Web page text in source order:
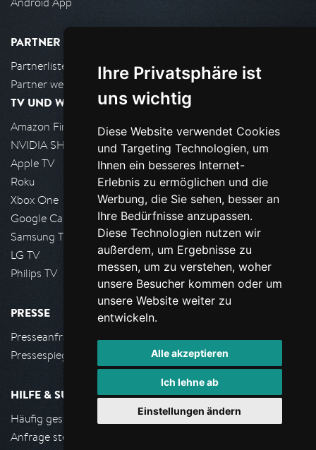
Ihre Privatsphäre ist
uns wichtig
Diese Website verwendet Cookies
und Targeting Technologien, um
Ihnen ein besseres Internet-
Erlebnis zu ermöglichen und die
Werbung, die Sie sehen, besser an
Ihre Bedürfnisse anzupassen.
Diese Technologien nutzen wir
außerdem, um Ergebnisse zu
messen, um zu verstehen, woher
unsere Besucher kommen oder um
unsere Website weiter zu
entwickeln.
Alle akzeptieren
Ich lehne ab
Einstellungen ändern
PARTNER
Partnerliste
Partner werden
TV UND WOHNZIMMER
Amazon FireTV
NVIDIA SHIELD, Google TV
Apple TV
Roku
Xbox One
Google Cast
Samsung TV
LG TV
Philips TV
PRESSE
Presseanfrage stellen
Pressespiegel
HILFE & SUPPORT
Häufig gestellte Fragen
Anfrage stellen